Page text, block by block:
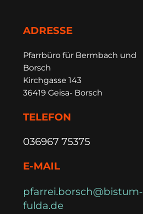
ADRESSE
Pfarrbüro für Bermbach und
Borsch
Kirchgasse 143
36419 Geisa- Borsch
TELEFON
036967 75375
E-MAIL
pfarrei.borsch@bistum-
fulda.de